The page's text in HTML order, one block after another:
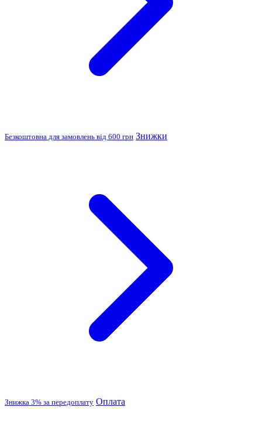
Безкоштовна для замовлень від 600 грн Знижки
Знижка 3% за передоплату Оплата